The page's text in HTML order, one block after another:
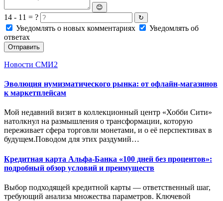
😊
14 - 11 = ? ↻
Уведомлять о новых комментариях
Уведомлять об
ответах
Отправить
Новости СМИ2
Эволюция нумизматического рынка: от офлайн-магазинов
к маркетплейсам
Мой недавний визит в коллекционный центр «Хобби Сити»
натолкнул на размышления о трансформации, которую
переживает сфера торговли монетами, и о её перспективах в
будущем.Поводом для этих раздумий…
Кредитная карта Альфа-Банка «100 дней без процентов»:
подробный обзор условий и преимуществ
Выбор подходящей кредитной карты — ответственный шаг,
требующий анализа множества параметров. Ключевой